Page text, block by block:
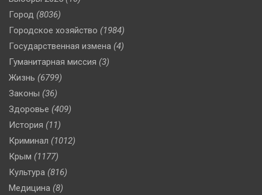
Город (8036)
Городское хозяйство (1984)
Государственная измена (4)
Гуманитарная миссия (3)
Жизнь (6799)
Законы (36)
Здоровье (409)
История (11)
Криминал (1012)
Крым (1177)
Культура (816)
Медицина (8)